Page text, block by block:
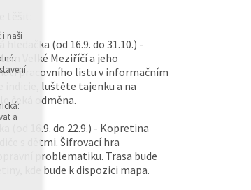
těšit:
(od 16.9. do 31.10.) -
Velké Meziříčí a jeho
pracovního listu v informačním
indicie, luštěte tajenku a na
čeká odměna.
(od 16.9. do 22.9.) - Kopretina
s dětmi. Šifrovací hra
problematiku. Trasa bude
kde bude k dispozici mapa.
naši
a